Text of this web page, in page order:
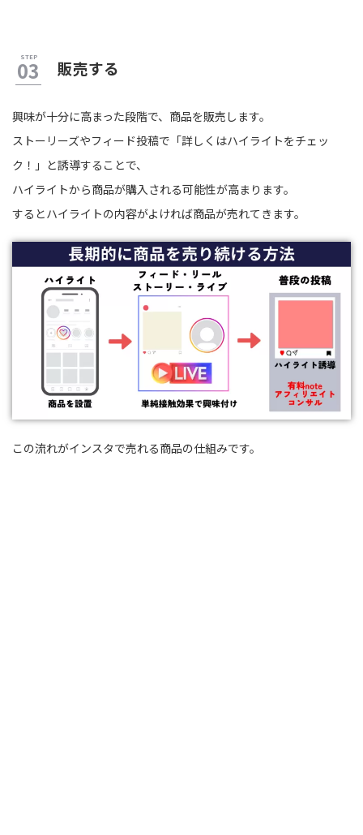
販売する
興味が十分に高まった段階で、商品を販売します。
ストーリーズやフィード投稿で「詳しくはハイライトをチェッ
ク！」と誘導することで、
ハイライトから商品が購入される可能性が高まります。
するとハイライトの内容がよければ商品が売れてきます。
この流れがインスタで売れる商品の仕組みです。